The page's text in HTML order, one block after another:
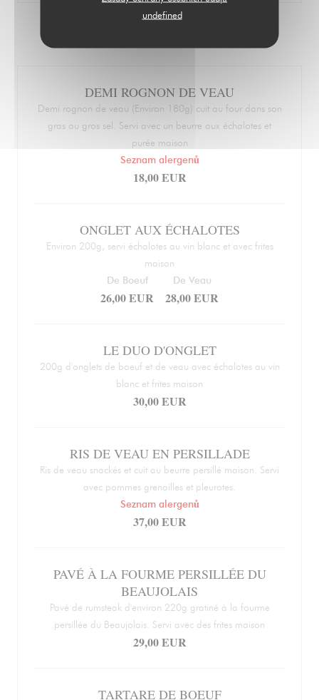
undefined
DEMI ROGNON DE VEAU
Demi rognon de veau (Environ 180g) cuit au four dans son
gras au gros sel. Servi avec un beurre aux échalotes et
purée maison
Seznam alergenů
18,00 EUR
ONGLET AUX ÉCHALOTES
Environ 200g, servi échalotes au vin blanc et avec frites
maison
26,00 EUR
De Boeuf
28,00 EUR
De Veau
LE DUO D'ONGLET
200g d'onglets de boeuf et de veau avec échalotes au vin
blanc et frites maison
30,00 EUR
RIS DE VEAU EN PERSILLADE
Ris de veau snackés et cuit au beurre persillé maison. Servi
avec pommes grenailles et pleurotes.
Seznam alergenů
37,00 EUR
PAVÉ À LA FOURME PERSILLÉE DU
BEAUJOLAIS
Pavé de rumsteak d'environ 220g gratiné à la fourme
persillée du Beaujolais. Servi avec des frites maison
29,00 EUR
TARTARE DE BOEUF